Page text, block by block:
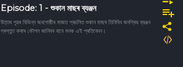
Episode: 1 - শুকান মাছৰ ব্যঞ্জন
উত্তৰ পূৱৰ বিভিন্ন জনগোষ্ঠীৰ মাজত প্ৰচলিত শুকান মাছৰ তিনিবিধ জনপ্ৰিয় ব্যঞ্জন
প্ৰস্তুত কৰাৰ কৌশল জানিবৰ বাবে শুনক এই প্ৰতিবেদন।